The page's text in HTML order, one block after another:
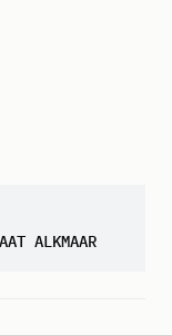
ALKMAAR